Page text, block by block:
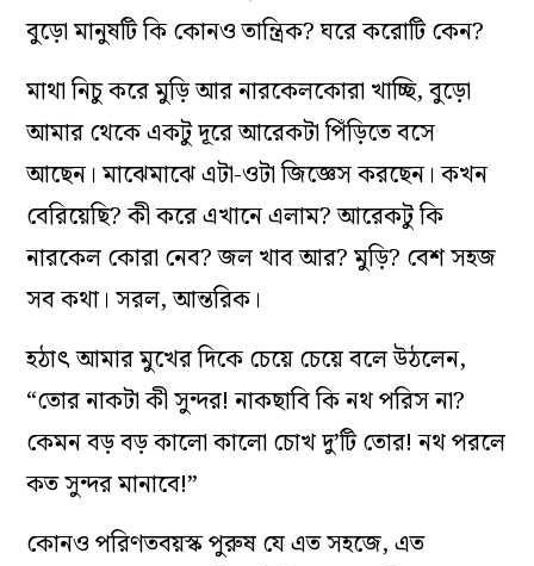
বুড়ো মানুষটি কি কোনও তান্ত্রিক? ঘরে করোটি কেন?
মাথা নিচু করে মুড়ি আর নারকেলকোরা খাচ্ছি, বুড়ো
আমার থেকে একটু দূরে আরেকটা পিঁড়িতে বসে
আছেন। মাঝেমাঝে এটা-ওটা জিজ্ঞেস করছেন। কখন
বেরিয়েছি? কী করে এখানে এলাম? আরেকটু কি
নারকেল কোরা নেব? জল খাব আর? মুড়ি? বেশ সহজ
সব কথা। সরল, আন্তরিক।
হঠাৎ আমার মুখের দিকে চেয়ে চেয়ে বলে উঠলেন,
“তোর নাকটা কী সুন্দর! নাকছাবি কি নথ পরিস না?
কেমন বড় বড় কালো কালো চোখ দু’টি তোর! নথ পরলে
কত সুন্দর মানাবে!”
কোনও পরিণতবয়স্ক পুরুষ যে এত সহজে, এত